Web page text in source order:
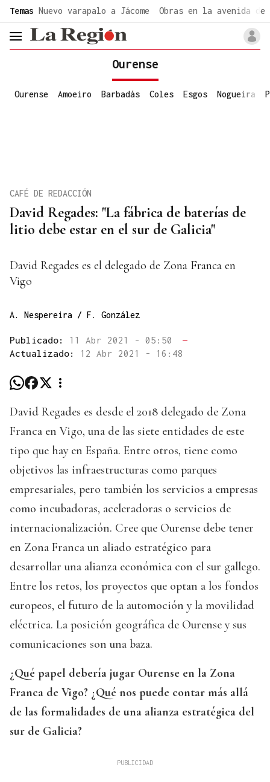
Temas Nuevo varapalo a Jácome Obras en la avenida de
header.menu.open
Ourense
Ourense Amoeiro Barbadás Coles Esgos Nogueira
David Regades: "La fábrica de baterías de
litio debe estar en el sur de Galicia"
CAFÉ DE REDACCIÓN
David Regades es el delegado de Zona Franca en
Vigo
A. Nespereira / F. González
Publicado: 11 Abr 2021 - 05:50
—
Actualizado: 12 Abr 2021 - 16:48
David Regades es desde el 2018 delegado de Zona
Franca en Vigo, una de las siete entidades de este
tipo que hay en España. Entre otros, tiene como
objetivos las infraestructuras como parques
empresariales, pero también los servicios a empresas
como incubadoras, aceleradoras o servicios de
internacionalización. Cree que Ourense debe tener
en Zona Franca un aliado estratégico para
desarrollar una alianza económica con el sur gallego.
Entre los retos, los proyectos que optan a los fondos
europeos, el futuro de la automoción y la movilidad
eléctrica. La posición geográfica de Ourense y sus
comunicaciones son una baza.
¿Qué papel debería jugar Ourense en la Zona
Franca de Vigo? ¿Qué nos puede contar más allá
de las formalidades de una alianza estratégica del
sur de Galicia?